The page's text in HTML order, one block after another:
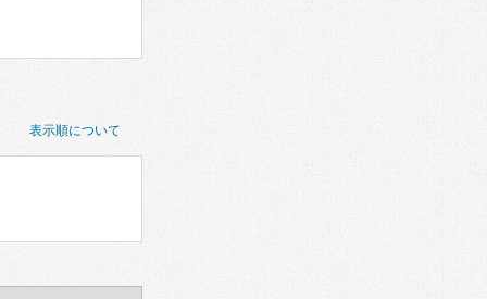
表示順について